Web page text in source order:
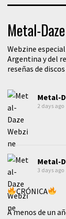
Metal-
Webzine
Argentina y del
reseñas de
Metal-
2 days ago
Metal-
3 days ago
CRÓNICA
A menos de un